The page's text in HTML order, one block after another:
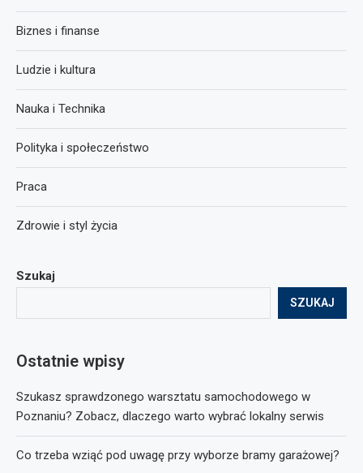
Szukaj
SZUKAJ
Ostatnie wpisy
Szukasz sprawdzonego warsztatu samochodowego w
Poznaniu? Zobacz, dlaczego warto wybrać lokalny serwis
Co trzeba wziąć pod uwagę przy wyborze bramy garażowej?
Biznes i finanse
Ludzie i kultura
Nauka i Technika
Polityka i społeczeństwo
Praca
Zdrowie i styl życia